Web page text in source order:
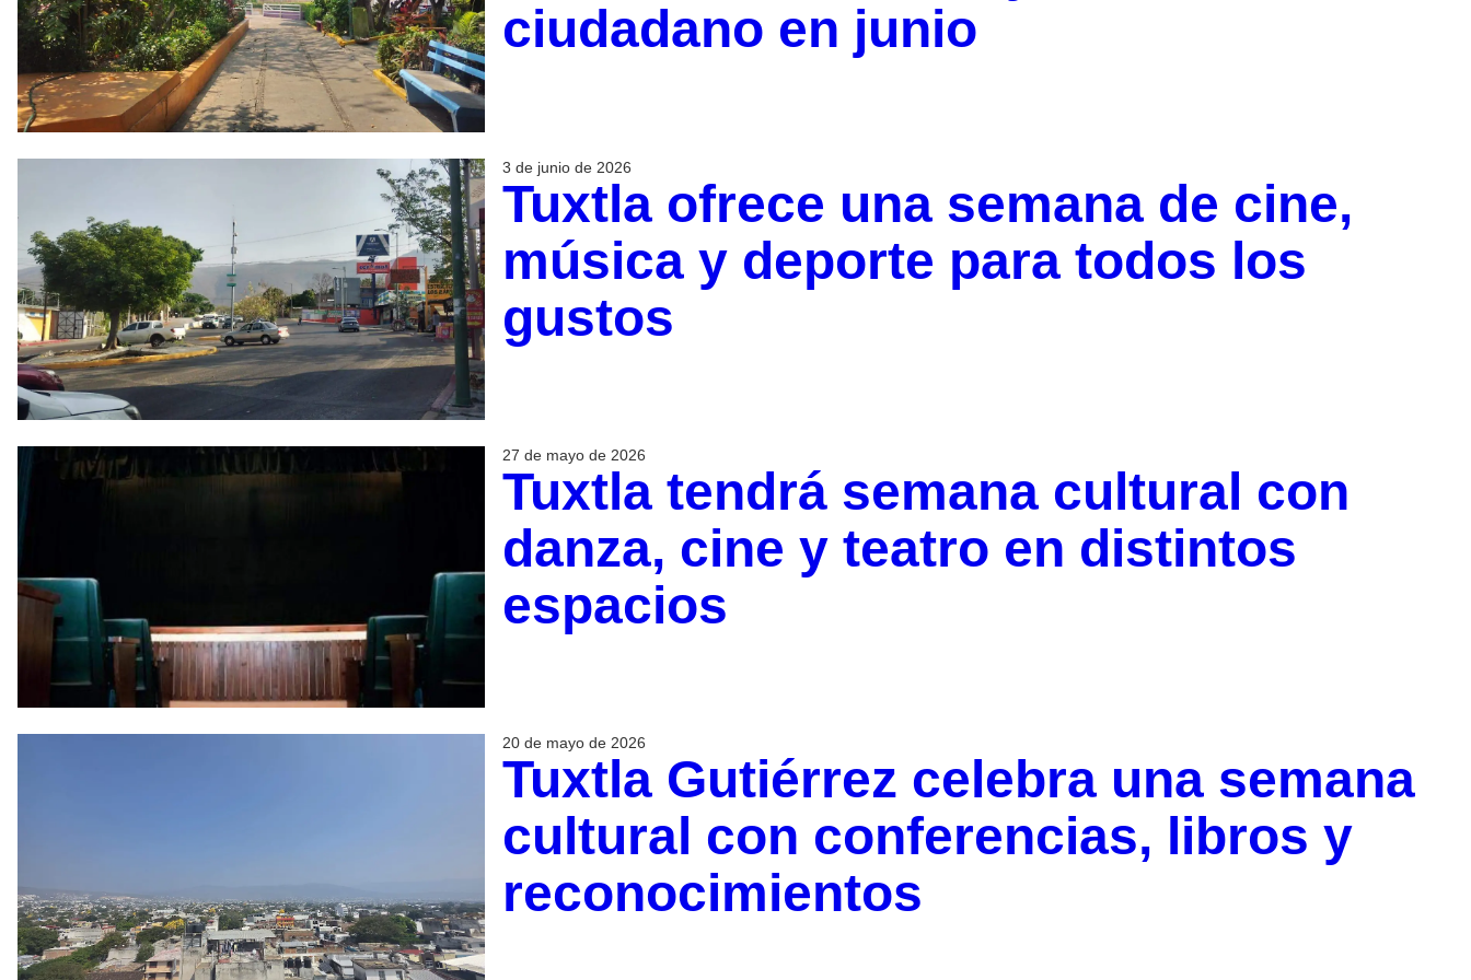
ciudadano en junio
3 de junio de 2026
Tuxtla ofrece una semana de cine,
música y deporte para todos los
gustos
27 de mayo de 2026
Tuxtla tendrá semana cultural con
danza, cine y teatro en distintos
espacios
20 de mayo de 2026
Tuxtla Gutiérrez celebra una semana
cultural con conferencias, libros y
reconocimientos